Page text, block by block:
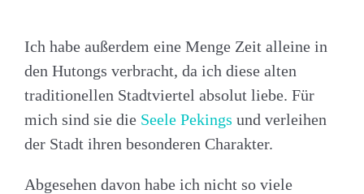
Ich habe außerdem eine Menge Zeit alleine in
den Hutongs verbracht, da ich diese alten
traditionellen Stadtviertel absolut liebe. Für
mich sind sie die Seele Pekings und verleihen
der Stadt ihren besonderen Charakter.
Abgesehen davon habe ich nicht so viele